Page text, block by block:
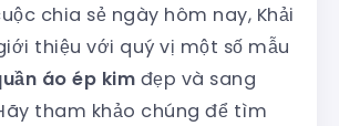
chia sẻ ngày hôm nay, Khải
thiệu với quý vị một số mẫu
áo ép kim đẹp và sang
tham khảo chúng để tìm